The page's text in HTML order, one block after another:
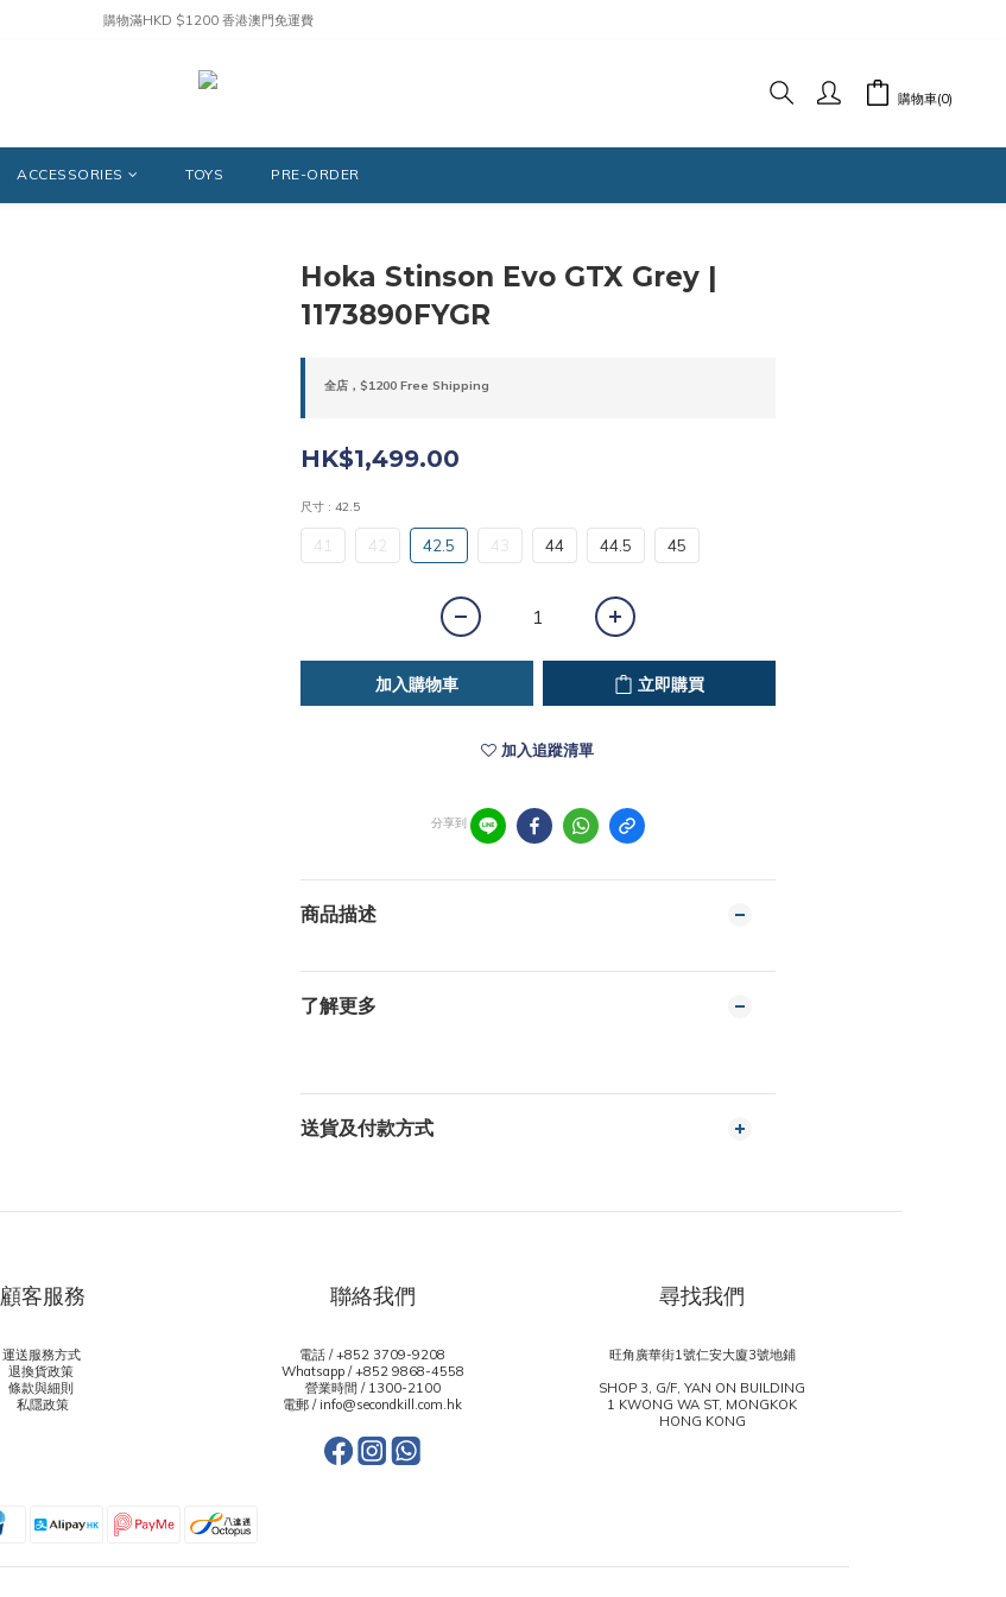
購物滿HKD $1200 香港澳門免運費
購物車(0)
ACCESSORIES TOYS PRE-ORDER
Hoka Stinson Evo GTX Grey |
1173890FYGR
全店，$1200 Free Shipping
HK$1,499.00
尺寸 : 42.5
41 42 42.5 43 44 44.5 45
加入購物車 立即購買
加入追蹤清單
分享到
商品描述
了解更多
送貨及付款方式
顧客服務
運送服務方式
退換貨政策
條款與細則
私隱政策
聯絡我們
電話 / +852 3709-9208
Whatsapp /+852 9868-4558
營業時間 / 1300-2100
電郵 / info@secondkill.com.hk
尋找我們
旺角廣華街1號仁安大廈3號地鋪
SHOP 3, G/F, YAN ON BUILDING
1 KWONG WA ST, MONGKOK
HONG KONG